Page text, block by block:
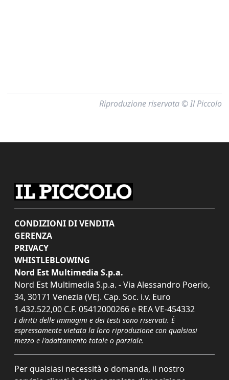
Riproduzione riservata © Il Piccolo
CONDIZIONI DI VENDITA
GERENZA
PRIVACY
WHISTLEBLOWING
Nord Est Multimedia S.p.a.
Nord Est Multimedia S.p.a. - Via Alessandro Poerio,
34, 30171 Venezia (VE). Cap. Soc. i.v. Euro
1.432.522,00 C.F. 05412000266 e REA VE-454332
I diritti delle immagini e dei testi sono riservati. È
espressamente vietata la loro riproduzione con qualsiasi
mezzo e l'adattamento totale o parziale.
Per qualsiasi necessità o domanda, il nostro